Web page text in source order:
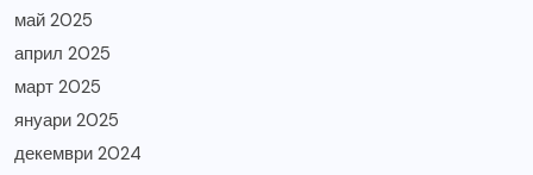
май 2025
април 2025
март 2025
януари 2025
декември 2024